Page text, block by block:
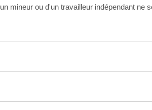
mineur ou d'un travailleur indépendant ne